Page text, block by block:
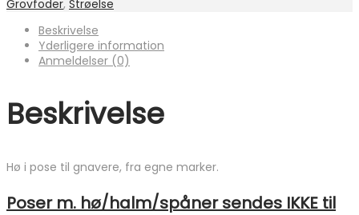
Grovfoder, Strøelse
Beskrivelse
Yderligere information
Anmeldelser (0)
Beskrivelse
Hø i pose til gnavere, fra egne marker.
Poser m. hø/halm/spåner sendes IKKE til